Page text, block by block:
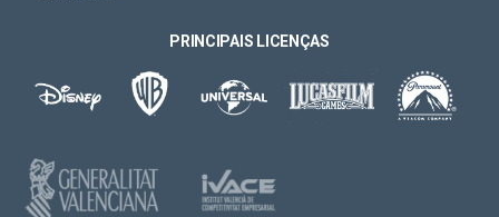
PRINCIPAIS LICENÇAS